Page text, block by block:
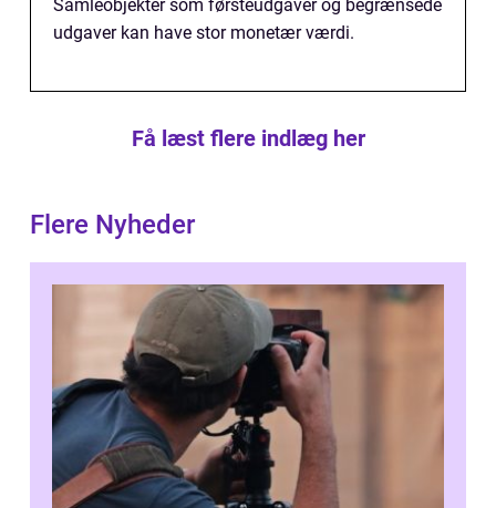
Samleobjekter som førsteudgaver og begrænsede
udgaver kan have stor monetær værdi.
Få læst flere indlæg her
Flere Nyheder